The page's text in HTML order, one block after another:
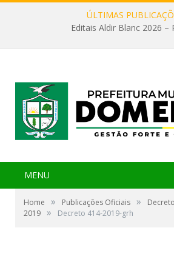
ÚLTIMAS
Editais Aldir Blanc 2026 –
MENU
Home » Publicações Oficiais »
2019 » Decreto 414-2019-grh